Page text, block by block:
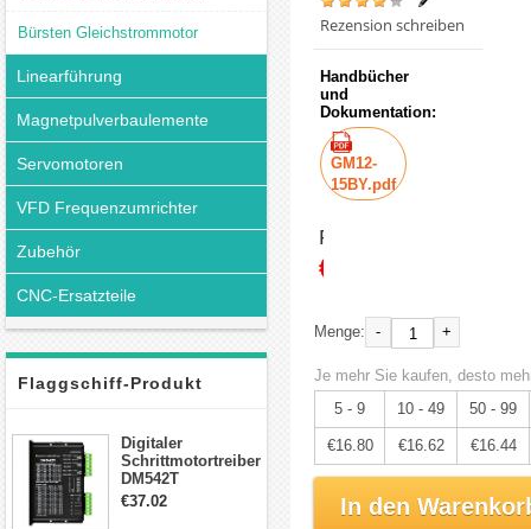
Bürsten Gleichstrommotor
Linearführung
Magnetpulverbaulemente
Servomotoren
VFD Frequenzumrichter
Zubehör
CNC-Ersatzteile
Flaggschiff-Produkt
Digitaler
Schrittmotortreiber
DM542T
Schrittmotor
€37.02
Rezension schreiben
Handbücher
und
Dokumentation:
GM12-
15BY.pdf
Preis:
€17.68
Menge: - +
Je mehr Sie kaufen, desto
5 - 9
10 - 49 50 - 99
€16.80 €16.62 €16.44
In den